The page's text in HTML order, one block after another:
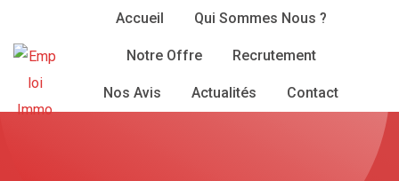
content
Accueil Qui Sommes Nous ?
Notre Offre Recrutement
Nos Avis Actualités Contact